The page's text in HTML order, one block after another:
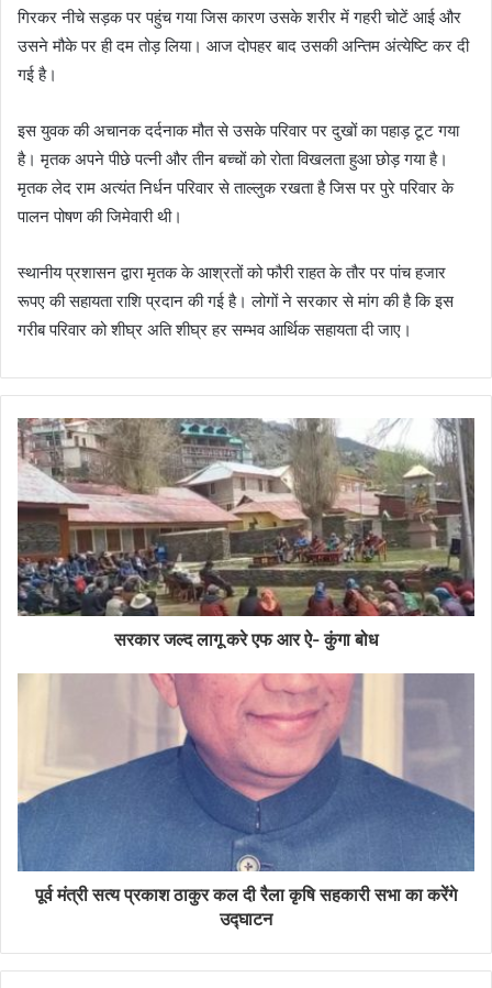
गिरकर नीचे सड़क पर पहुंच गया जिस कारण उसके शरीर में गहरी चोटें आई और
उसने मौके पर ही दम तोड़ लिया। आज दोपहर बाद उसकी अन्तिम अंत्येष्टि कर दी
गई है।
इस युवक की अचानक दर्दनाक मौत से उसके परिवार पर दुखों का पहाड़ टूट गया
है। मृतक अपने पीछे पत्नी और तीन बच्चों को रोता विखलता हुआ छोड़ गया है।
मृतक लेद राम अत्यंत निर्धन परिवार से ताल्लुक रखता है जिस पर पुरे परिवार के
पालन पोषण की जिमेवारी थी।
स्थानीय प्रशासन द्वारा मृतक के आश्रतों को फौरी राहत के तौर पर पांच हजार
रूपए की सहायता राशि प्रदान की गई है। लोगों ने सरकार से मांग की है कि इस
गरीब परिवार को शीघ्र अति शीघ्र हर सम्भव आर्थिक सहायता दी जाए।
सरकार जल्द लागू करे एफ आर ऐ- कुंगा बोध
पूर्व मंत्री सत्य प्रकाश ठाकुर कल दी रैला कृषि सहकारी सभा का करेंगे
उद्घाटन